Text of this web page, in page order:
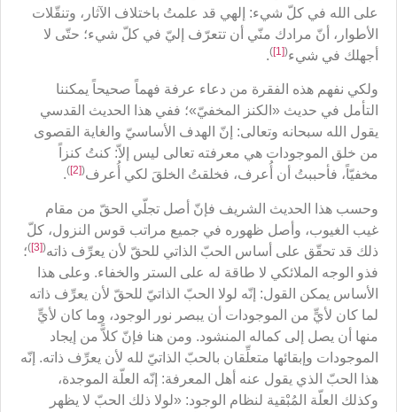
على الله في كلّ شيء: إلهي قد علمتُ باختلاف الآثار، وتنقّلات
الأطوار، أنّ مرادك منّي أن تتعرّف إليّ في كلّ شيء؛ حتّى لا
أجهلك في شيء(
[1]
)
.
ولكي نفهم هذه الفقرة من دعاء عرفة فهماً صحيحاً يمكننا
التأمل في حديث «الكنز المخفيّ»؛ ففي هذا الحديث القدسي
يقول الله سبحانه وتعالى: إنّ الهدف الأساسيّ والغاية القصوى
من خلق الموجودات هي معرفته تعالى ليس إلاّ: كنتُ كنزاً
مخفيّاً، فأحببتُ أن أُعرف، فخلقتُ الخلقَ لكي أُعرف(
[2]
)
.
وحسب هذا الحديث الشريف فإنّ أصل تجلّي الحقّ من مقام
غيب الغيوب، وأصل ظهوره في جميع مراتب قوس النزول، كلّ
ذلك قد تحقّق على أساس الحبّ الذاتي للحقّ لأن يعرِّف ذاته(
[3]
)؛
فذو الوجه الملائكي لا طاقة له على الستر والخفاء. وعلى هذا
الأساس يمكن القول: إنّه لولا الحبّ الذاتيّ للحقّ لأن يعرِّف ذاته
لما كان لأيٍّ من الموجودات أن يبصر نور الوجود، وما كان لأيٍّ
منها أن يصل إلى كماله المنشود. ومن هنا فإنّ كلاًّ من إيجاد
الموجودات وإبقائها متعلِّقان بالحبّ الذاتيّ لله لأن يعرِّف ذاته. إنّه
هذا الحبّ الذي يقول عنه أهل المعرفة: إنّه العلّة الموجدة،
وكذلك العلّة المُبْقية لنظام الوجود: «لولا ذلك الحبّ لا يظهر